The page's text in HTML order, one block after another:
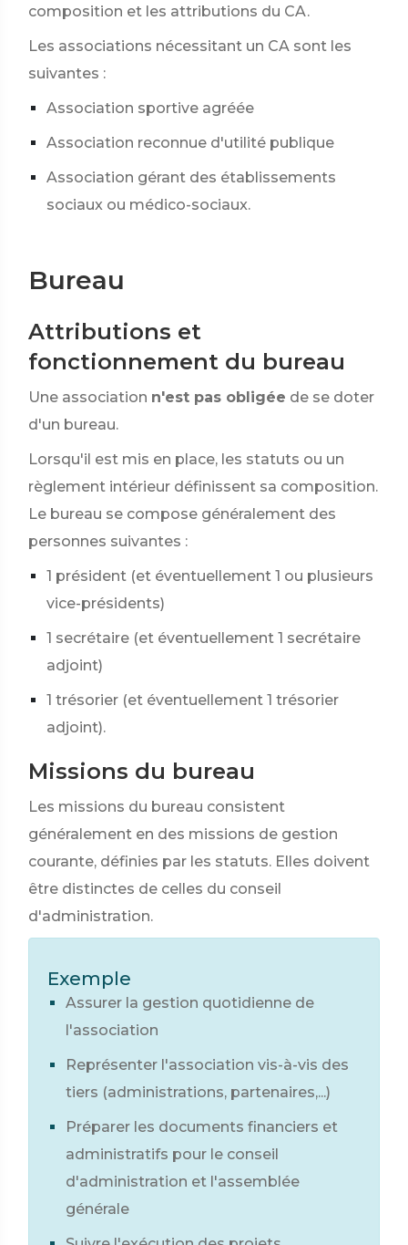
composition et les attributions du CA.
Les associations nécessitant un CA sont les
suivantes :
Association sportive agréée
Association reconnue d'utilité publique
Association gérant des établissements
sociaux ou médico-sociaux.
Bureau
Attributions et
fonctionnement du bureau
Une association n'est pas obligée de se doter
d'un bureau.
Lorsqu'il est mis en place, les statuts ou un
règlement intérieur définissent sa composition.
Le bureau se compose généralement des
personnes suivantes :
1 président (et éventuellement 1 ou plusieurs
vice-présidents)
1 secrétaire (et éventuellement 1 secrétaire
adjoint)
1 trésorier (et éventuellement 1 trésorier
adjoint).
Missions du bureau
Les missions du bureau consistent
généralement en des missions de gestion
courante, définies par les statuts. Elles doivent
être distinctes de celles du conseil
d'administration.
Exemple
Assurer la gestion quotidienne de
l'association
Représenter l'association vis-à-vis des
tiers (administrations, partenaires,...)
Préparer les documents financiers et
administratifs pour le conseil
d'administration et l'assemblée
générale